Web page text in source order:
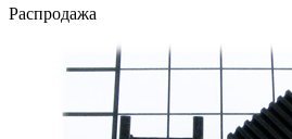
Распродажа